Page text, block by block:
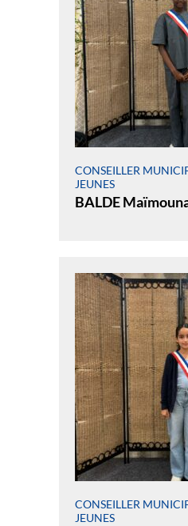
CONSEILLER
JEUNES
BALDE
CONSEILLER
JEUNES